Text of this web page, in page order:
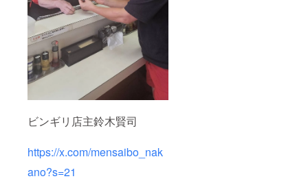
ビンギリ店主鈴木賢司
https://x.com/mensaibo_nak
ano?s=21